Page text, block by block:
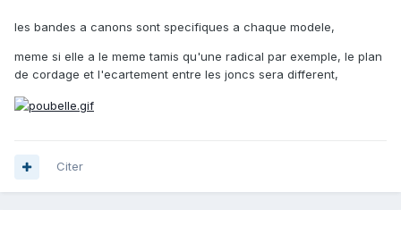
les bandes a canons sont specifiques a chaque modele,
meme si elle a le meme tamis qu'une radical par exemple, le plan
de cordage et l'ecartement entre les joncs sera different,
Citer